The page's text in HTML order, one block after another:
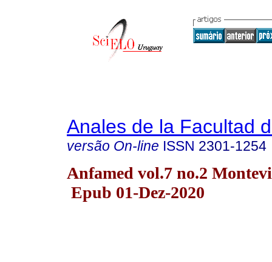
Anales de la Facultad
versão On-line ISSN 2301-1254
Anfamed vol.7 no.2
Epub 01-Dez-2020